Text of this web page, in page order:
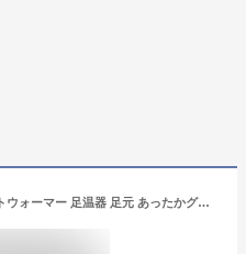
「あす楽 ポイント五倍」フットウォーマー 足温器 足元 あったかグッズ FOOT WARMER 足元ヒーター フットヒータークッション 足 ウォーマー 暖房 足入れクッション 足元暖房グッズ 足ぽかグッズ 足枕 防寒 電源不要 ひざ下まで暖かい モコモコ ボア生地 男女兼用 2色